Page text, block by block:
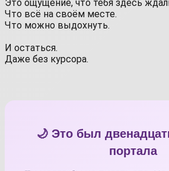
Это ощущение, что тебя здесь
Что всё на своём месте.
Что можно выдохнуть.
И остаться.
Даже без курсора.
🌙 Это был
портала